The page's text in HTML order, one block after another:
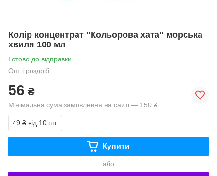
Колір концентрат "Кольорова хата" морська
хвиля 100 мл
Готово до відправки
Опт і роздріб
56 ₴
Мінімальна сума замовлення на сайті — 150 ₴
49 ₴ від 10 шт.
Купити
або